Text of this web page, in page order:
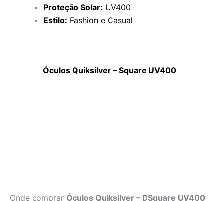
Proteção Solar: UV400
Estilo: Fashion e Casual
Óculos Quiksilver – Square UV400
Onde comprar Óculos Quiksilver – DSquare UV400